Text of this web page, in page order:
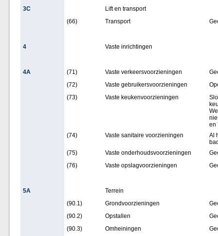
3C
Lift en transport
(66)
Transport
4 Vaste inrichtingen
4A (71) Vaste verkeersvoorzieningen
(72)
Vaste gebruikersvoorzieningen
(73)
Vaste keukenvoorzieningen
en
(74)
Vaste sanitaire voorzieningen
Al
(75)
Vaste onderhoudsvoorzieningen
(76)
Vaste opslagvoorzieningen
5A
Terrein
(90.1)
Grondvoorzieningen
(90.2)
Opstallen
(90.3)
Omheiningen